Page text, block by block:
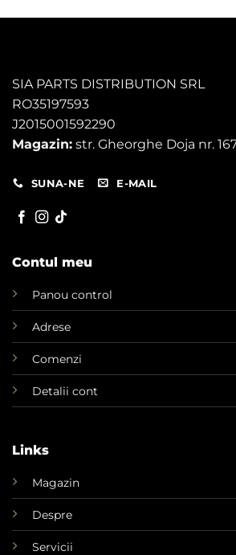
SIA PARTS DISTRIBUTION SRL
RO35197593
J2015001592290
Magazin: str. Gheorghe Doja nr.
SUNA-NE E-MAIL
Contul meu
Panou control
Adrese
Comenzi
Detalii cont
Links
Magazin
Despre
Servicii